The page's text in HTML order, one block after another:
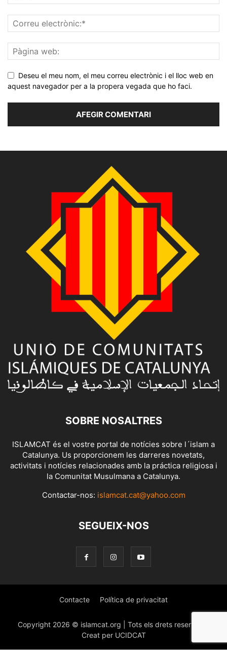
Deseu el meu nom, el meu correu electrònic i el lloc web en
aquest navegador per a la propera vegada que ho faci.
SOBRE NOSALTRES
ISLAMCAT és el vostre portal de notícies sobre l´islam a
Catalunya. Us proporcionem les darreres novetats,
activitats i notícies relacionades amb la práctica religiosa i
la Comunitat Musulmana a Catalunya.
Contactar-nos: islamcat.cat@yahoo.com
SEGUEIX-NOS
Contacte Política de privacitat
Copyright 2026 © islamcat.org | Tots els drets reservats |
Creat per UCIDCAT